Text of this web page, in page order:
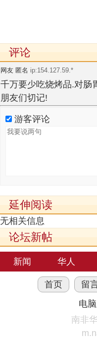
评论
网友 匿名 ip:154.127.59.*
千万要少吃烧烤品.对肠
朋友们切记!
游客评论
延伸阅读
无相关信息
论坛新帖
新闻 华人
首页 留
电
南非